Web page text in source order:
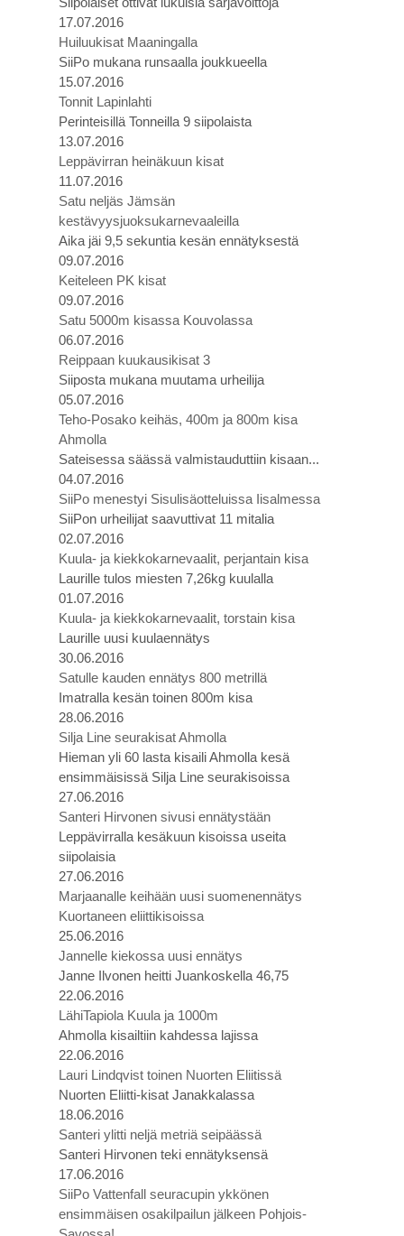
17.07.2016
Huiluukisat Maaningalla
SiiPo mukana runsaalla joukkueella
15.07.2016
Tonnit Lapinlahti
Perinteisillä Tonneilla 9 siipolaista
13.07.2016
Leppävirran heinäkuun kisat
11.07.2016
Satu neljäs Jämsän
kestävyysjuoksukarnevaaleilla
Aika jäi 9,5 sekuntia kesän ennätyksestä
09.07.2016
Keiteleen PK kisat
09.07.2016
Satu 5000m kisassa Kouvolassa
06.07.2016
Reippaan kuukausikisat 3
Siiposta mukana muutama urheilija
05.07.2016
Teho-Posako keihäs, 400m ja 800m kisa
Ahmolla
Sateisessa säässä valmistauduttiin kisaan...
04.07.2016
SiiPo menestyi Sisulisäotteluissa Iisalmessa
SiiPon urheilijat saavuttivat 11 mitalia
02.07.2016
Kuula- ja kiekkokarnevaalit, perjantain kisa
Laurille tulos miesten 7,26kg kuulalla
01.07.2016
Kuula- ja kiekkokarnevaalit, torstain kisa
Laurille uusi kuulaennätys
30.06.2016
Satulle kauden ennätys 800 metrillä
Imatralla kesän toinen 800m kisa
28.06.2016
Silja Line seurakisat Ahmolla
Hieman yli 60 lasta kisaili Ahmolla kesä
ensimmäisissä Silja Line seurakisoissa
27.06.2016
Santeri Hirvonen sivusi ennätystään
Leppävirralla kesäkuun kisoissa useita
siipolaisia
27.06.2016
Marjaanalle keihään uusi suomenennätys
Kuortaneen eliittikisoissa
25.06.2016
Jannelle kiekossa uusi ennätys
Janne Ilvonen heitti Juankoskella 46,75
22.06.2016
LähiTapiola Kuula ja 1000m
Ahmolla kisailtiin kahdessa lajissa
22.06.2016
Lauri Lindqvist toinen Nuorten Eliitissä
Nuorten Eliitti-kisat Janakkalassa
18.06.2016
Santeri ylitti neljä metriä seipäässä
Santeri Hirvonen teki ennätyksensä
17.06.2016
SiiPo Vattenfall seuracupin ykkönen
ensimmäisen osakilpailun jälkeen Pohjois-